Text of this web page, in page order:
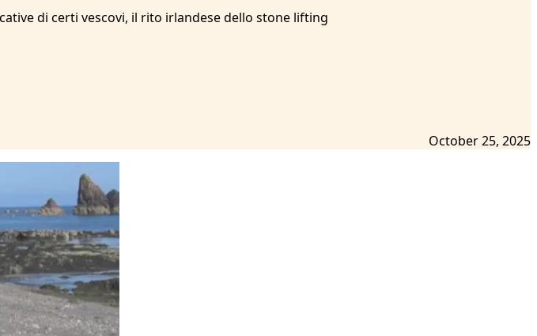
di certi vescovi, il rito irlandese dello stone lifting
October 25, 2025